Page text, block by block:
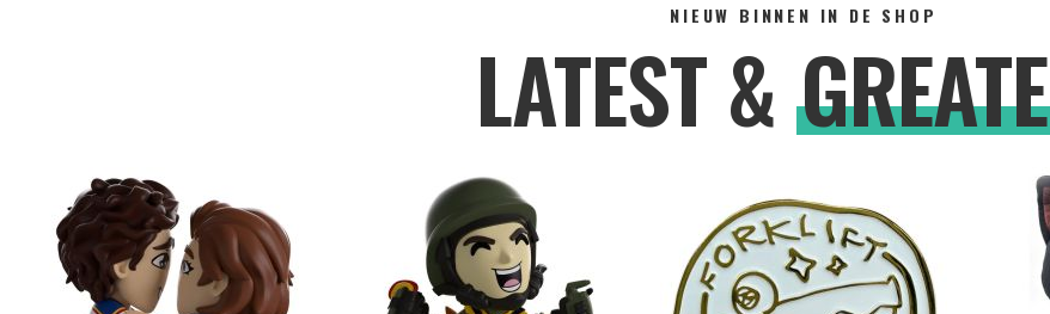
NIEUW BINNEN IN DE SHOP
LATEST &